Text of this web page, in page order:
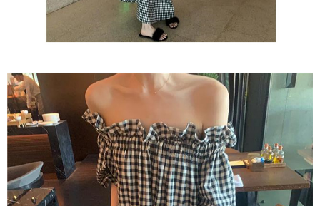
https://aftee.tw/terms/#terms3
３．未成年的使用者請事先徵得法定代理人或監護人之同意方可使用
「AFTEE先享後付」，若未經同意申辦者引起之損失，本公司不負相關責
時審查核予不同之上限額度；若仍有額度不足之情形，本公司將視審查結果
請求用戶進行身份認證。
５．嚴禁一人註冊多個帳號或使用他人資訊註冊。若發現惡意使用之情形，
恩沛科技股份有限公司將有權停止該用戶之使用額度並採取法律行動。
每筆NT$80，滿NT$1,500(含以上)免運費
海外宅配 查看運費